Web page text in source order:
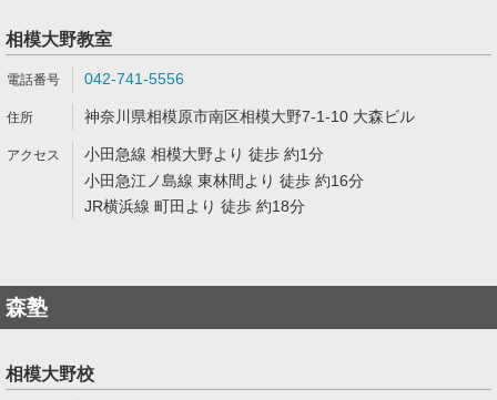
相模大野教室
042-741-5556
神奈川県相模原市南区相模大野7-1-10 大森ビル
小田急線 相模大野より 徒歩 約1分
小田急江ノ島線 東林間より 徒歩 約16分
JR横浜線 町田より 徒歩 約18分
森塾
相模大野校